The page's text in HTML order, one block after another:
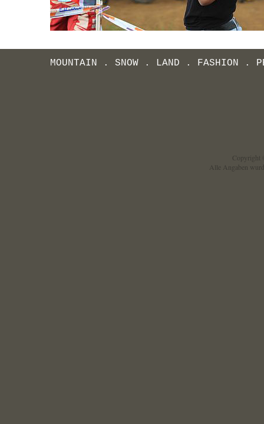
Copyright
Alle Angaben
MOUNTAIN . SNOW . LAND . FASHION .